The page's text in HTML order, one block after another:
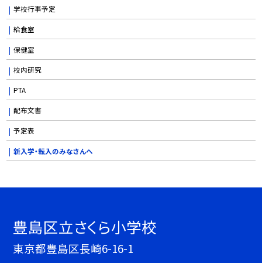
学校行事予定
給食室
保健室
校内研究
PTA
配布文書
予定表
新入学・転入のみなさんへ
豊島区立さくら小学校
東京都豊島区長崎6-16-1